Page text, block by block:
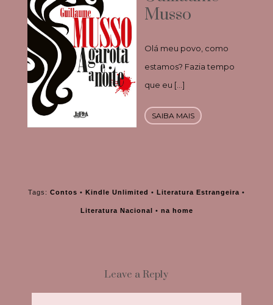
Musso
Olá meu povo, como
estamos? Fazia tempo
que eu […]
SAIBA MAIS
Tags: Contos • Kindle Unlimited • Literatura Estrangeira •
Literatura Nacional • na home
Leave a Reply